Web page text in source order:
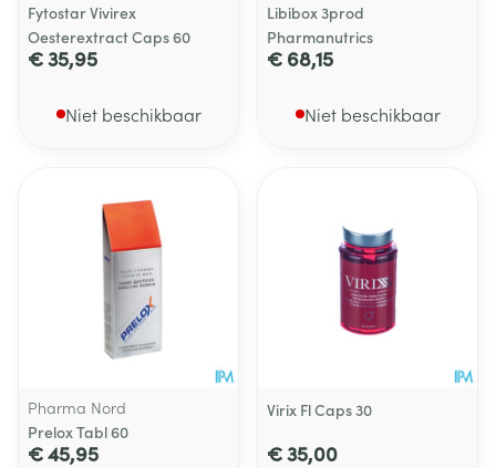
Fytostar Vivirex
Oesterextract Caps 60
€ 35,95
Niet beschikbaar
Libibox 3prod
Pharmanutrics
€ 68,15
Niet beschikbaar
Pharma Nord
Prelox Tabl 60
€ 45,95
Virix Fl Caps 30
€ 35,00